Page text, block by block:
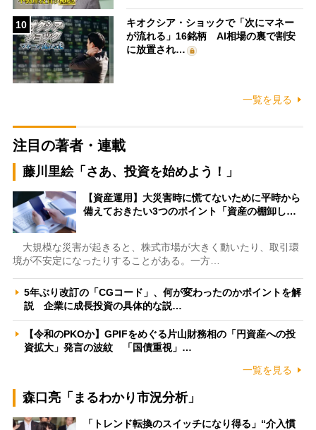
10
キオクシア・ショックで「次にマネー
が流れる」16銘柄 AI相場の裏で割安
に放置され…
一覧を見る
注目の著者・連載
藤川里絵「さあ、投資を始めよう！」
【資産運用】大災害時に慌てないために平時から
備えておきたい3つのポイント「資産の棚卸し…
大規模な災害が起きると、株式市場が大きく動いたり、取引環
境が不安定になったりすることがある。一方…
5年ぶり改訂の「CGコード」、何が変わったのかポイントを解
説 企業に成長投資の具体的な説…
【令和のPKOか】GPIFをめぐる片山財務相の「円資産への投
資拡大」発言の波紋 「国債重視」…
一覧を見る
森口亮「まるわかり市況分析」
「トレンド転換のスイッチになり得る」“介入慣